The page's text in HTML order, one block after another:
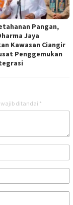
Pangan,
Jaya
Kawasan Ciangir
Penggemukan
wajib ditandai *